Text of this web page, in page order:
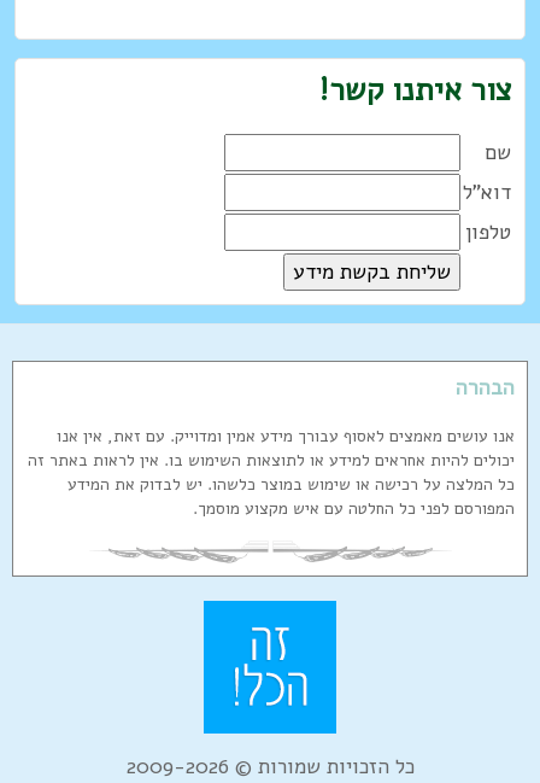
צור איתנו קשר!
שם
דוא"ל
טלפון
הבהרה
אנו עושים מאמצים לאסוף עבורך מידע אמין ומדוייק. עם זאת, אין אנו
יכולים להיות אחראים למידע או לתוצאות השימוש בו. אין לראות באתר זה
כל המלצה על רכישה או שימוש במוצר כלשהו. יש לבדוק את המידע
המפורסם לפני כל החלטה עם איש מקצוע מוסמך.
כל הזכויות שמורות © 2009-2026